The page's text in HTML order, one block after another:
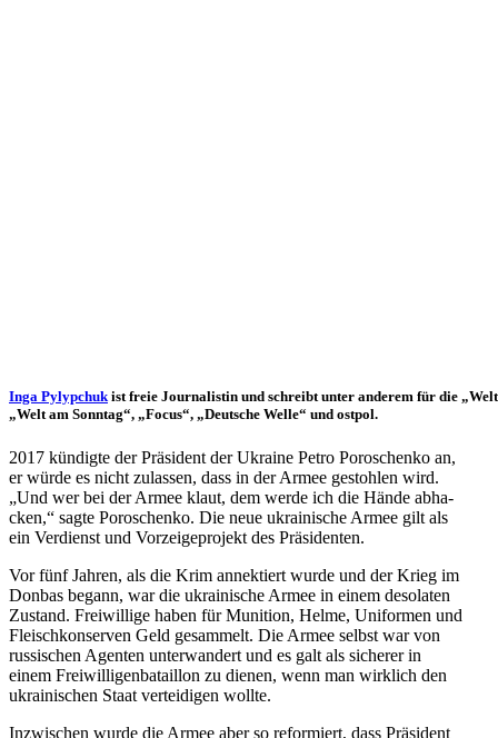
Inga Pylyp­chukist freie Jour­na­lis­tin und schreibt unter anderem für die
„Welt am Sonntag“, „Focus“, „Deut­sche Welle“ und ostpol.
2017 kün­digte der Prä­si­dent der Ukraine Petro Poro­schenko an,
er würde es nicht zulas­sen, dass in der Armee gestoh­len wird.
„Und wer bei der Armee klaut, dem werde ich die Hände abha­
cken,“ sagte Poro­schenko. Die neue ukrai­ni­sche Armee gilt als
ein Ver­dienst und Vor­zei­ge­pro­jekt des Präsidenten.
Vor fünf Jahren, als die Krim annek­tiert wurde und der Krieg im
Donbas begann, war die ukrai­ni­sche Armee in einem deso­la­ten
Zustand. Frei­wil­lige haben für Muni­tion, Helme, Uni­for­men und
Fleisch­kon­ser­ven Geld gesam­melt. Die Armee selbst war von
rus­si­schen Agenten unter­wan­dert und es galt als siche­rer in
einem Frei­wil­li­gen­ba­tail­lon zu dienen, wenn man wirk­lich den
ukrai­ni­schen Staat ver­tei­di­gen wollte.
Inzwi­schen wurde die Armee aber so refor­miert, dass Prä­si­dent